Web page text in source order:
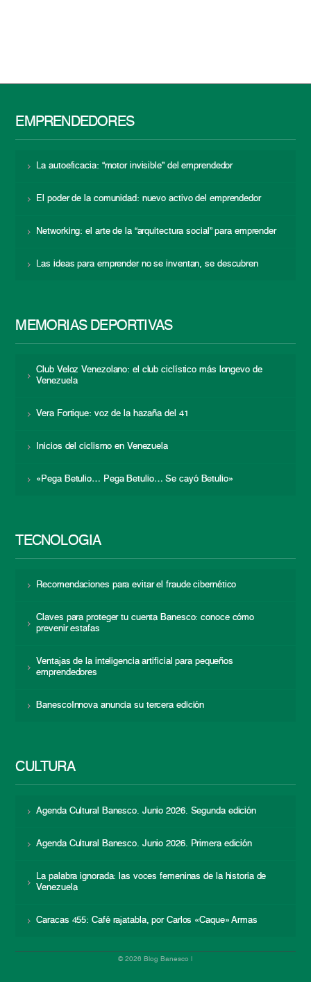
EMPRENDEDORES
La autoeficacia: “motor invisible” del emprendedor
El poder de la comunidad: nuevo activo del emprendedor
Networking: el arte de la “arquitectura social” para emprender
Las ideas para emprender no se inventan, se descubren
MEMORIAS DEPORTIVAS
Club Veloz Venezolano: el club ciclístico más longevo de
Venezuela
Vera Fortique: voz de la hazaña del 41
Inicios del ciclismo en Venezuela
«Pega Betulio… Pega Betulio… Se cayó Betulio»
TECNOLOGÍA
Recomendaciones para evitar el fraude cibernético
Claves para proteger tu cuenta Banesco: conoce cómo
prevenir estafas
Ventajas de la inteligencia artificial para pequeños
emprendedores
BanescoInnova anuncia su tercera edición
CULTURA
Agenda Cultural Banesco. Junio 2026. Segunda edición
Agenda Cultural Banesco. Junio 2026. Primera edición
La palabra ignorada: las voces femeninas de la historia de
Venezuela
Caracas 455: Café rajatabla, por Carlos «Caque» Armas
© 2026 Blog Banesco |